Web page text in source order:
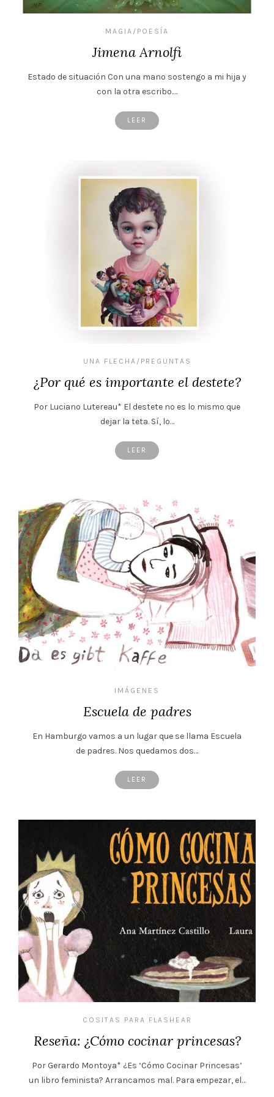
MAGIA/POESÍA
Jimena Arnolfi
Estado de situación Con una mano sostengo a mi hija y
con la otra escribo.…
LEER
UNA FLECHA/PREGUNTAS
¿Por qué es importante el destete?
Por Luciano Lutereau* El destete no es lo mismo que
dejar la teta. Sí, lo…
LEER
IMÁGENES
Escuela de padres
En Hamburgo vamos a un lugar que se llama Escuela
de padres. Nos quedamos dos…
LEER
COSITAS PARA FLASHEAR
Reseña: ¿Cómo cocinar princesas?
Por Gerardo Montoya* ¿Es ‘Cómo Cocinar Princesas’
un libro feminista? Arrancamos mal. Para empezar, el…